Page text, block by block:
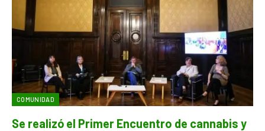
COMUNIDAD
Se realizó el Primer Encuentro de cannabis y